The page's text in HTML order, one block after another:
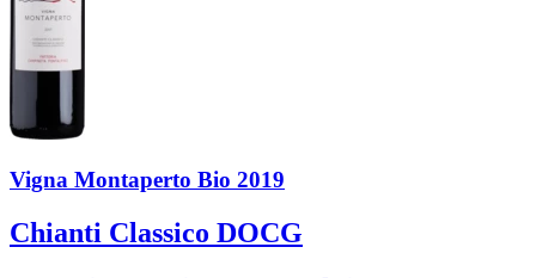
Vigna Montaperto Bio 2019
Chianti Classico DOCG